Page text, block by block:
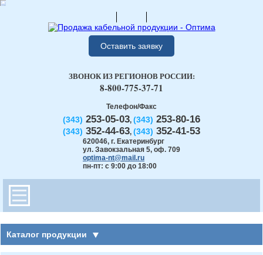
Оставить заявку
Телефон/Факс
(343) 253-05-03, (343) 253-80-16
(343) 352-44-63, (343) 352-41-53
620046, г. Екатеринбург
ул. Завокзальная 5, оф. 709
optima-nt@mail.ru
пн-пт: с 9:00 до 18:00
ЗВОНОК ИЗ РЕГИОНОВ РОССИИ:
8-800-775-37-71
Каталог продукции